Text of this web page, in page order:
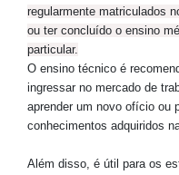
regularmente matriculados
ou ter concluído o ensino
particular.
O ensino técnico é
ingressar no mercado de
aprender um novo ofício ou
conhecimentos adquiridos
Além disso, é útil para os